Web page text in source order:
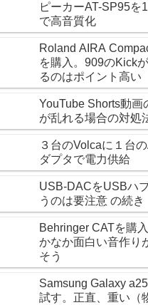
ピーカーAT-SP95を
で高音質化
Roland AIRA
を購入。909のKick
るのはポイント高い
YouTube Shorts動画
が乱れる場合の対処
３台のVolcaに１台
ダプタで電力供給
USB-DACをUSBハ
うのは要注意 の続き
Behringer CATを購
かなか面白い音作り
そう
Samsung Galaxy
試す。正直、重い（